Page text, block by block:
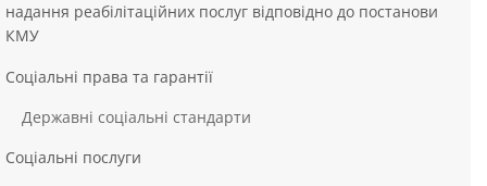
надання реабілітаційних послуг відповідно до постанови
КМУ
Соціальні права та гарантії
Державні соціальні стандарти
Соціальні послуги